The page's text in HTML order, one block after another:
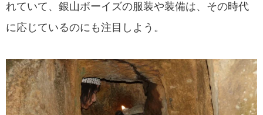
れていて、銀山ボーイズの服装や装備は、その時代
に応じているのにも注目しよう。